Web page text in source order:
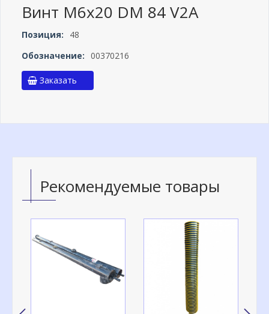
Винт М6х20 DM 84 V2A
Позиция:
48
Обозначение: 00370216
Заказать
Рекомендуемые товары